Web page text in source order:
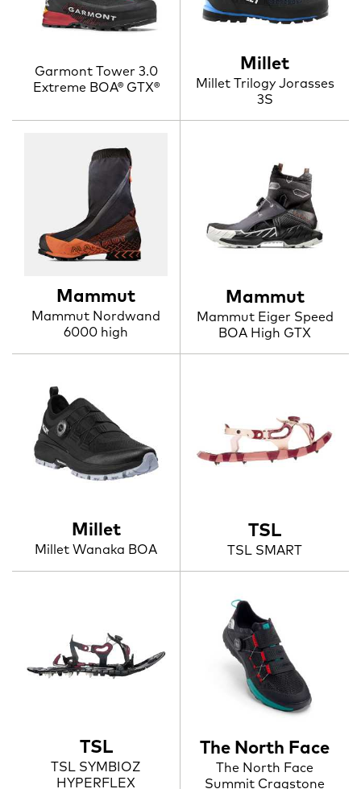
Garmont Tower 3.0
Extreme BOA® GTX®
Millet
Millet Trilogy Jorasses
3S
Mammut
Mammut Nordwand
6000 high
Mammut
Mammut Eiger Speed
BOA High GTX
Millet
Millet Wanaka BOA
TSL
TSL SMART
TSL
TSL SYMBIOZ
HYPERFLEX
The North Face
The North Face
Summit Cragstone